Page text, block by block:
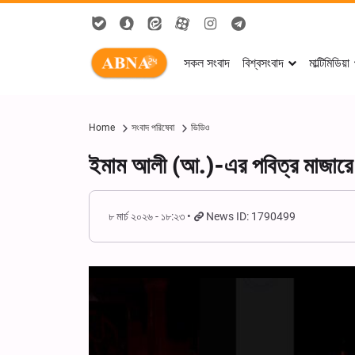
সকল সংবাদ বিশ্বসংবাদ মাল্টিমিডিয়া
Home সংবাদ পরিষেবা ভিডিও
ইমাম আলী (আ.)-এর পবিত্র মাজারে
৮ মার্চ ২০২৬ - ১৮:২৩ News ID: 1790499